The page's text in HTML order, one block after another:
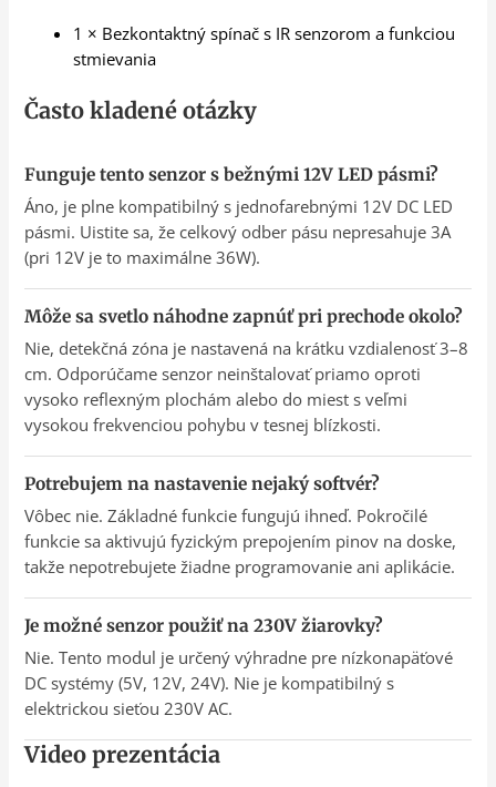
1 × Bezkontaktný spínač s IR senzorom a funkciou
stmievania
Často kladené otázky
Funguje tento senzor s bežnými 12V LED pásmi?
Áno, je plne kompatibilný s jednofarebnými 12V DC LED
pásmi. Uistite sa, že celkový odber pásu nepresahuje 3A
(pri 12V je to maximálne 36W).
Môže sa svetlo náhodne zapnúť pri prechode okolo?
Nie, detekčná zóna je nastavená na krátku vzdialenosť 3–8
cm. Odporúčame senzor neinštalovať priamo oproti
vysoko reflexným plochám alebo do miest s veľmi
vysokou frekvenciou pohybu v tesnej blízkosti.
Potrebujem na nastavenie nejaký softvér?
Vôbec nie. Základné funkcie fungujú ihneď. Pokročilé
funkcie sa aktivujú fyzickým prepojením pinov na doske,
takže nepotrebujete žiadne programovanie ani aplikácie.
Je možné senzor použiť na 230V žiarovky?
Nie. Tento modul je určený výhradne pre nízkonapäťové
DC systémy (5V, 12V, 24V). Nie je kompatibilný s
elektrickou sieťou 230V AC.
Video prezentácia